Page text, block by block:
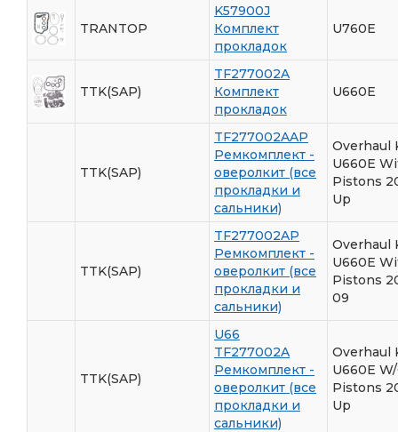
TRANTOP
K57900J
Комплект
прокладок
U760E
TTK(SAP)
TF277002A
Комплект
прокладок
U660E
TTK(SAP)
TF277002AAP
Ремкомплект -
оверолкит (все
прокладки и
сальники)
Overhaul
U660E
Pistons
Up
TTK(SAP)
TF277002AP
Ремкомплект -
оверолкит (все
прокладки и
сальники)
Overhaul
U660E
Pistons
09
TTK(SAP)
U66
TF277002A
Ремкомплект -
оверолкит (все
прокладки и
сальники)
Overhaul
U660E
Pistons
Up